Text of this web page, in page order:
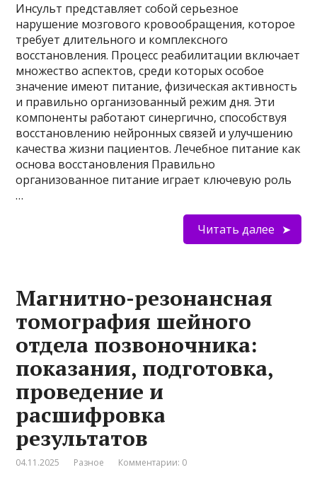
Инсульт представляет собой серьезное
нарушение мозгового кровообращения, которое
требует длительного и комплексного
восстановления. Процесс реабилитации включает
множество аспектов, среди которых особое
значение имеют питание, физическая активность
и правильно организованный режим дня. Эти
компоненты работают синергично, способствуя
восстановлению нейронных связей и улучшению
качества жизни пациентов. Лечебное питание как
основа восстановления Правильно
организованное питание играет ключевую роль
…
Читать далее
Магнитно-резонансная
томография шейного
отдела позвоночника:
показания, подготовка,
проведение и
расшифровка
результатов
04.11.2025 Разное Комментарии: 0